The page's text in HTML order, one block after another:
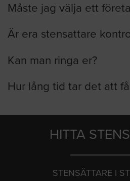
Måste jag välja ett
Är era stensattare
Kan man ringa er?
Hur lång tid tar det att
HITTA
STENSÄTTARE I